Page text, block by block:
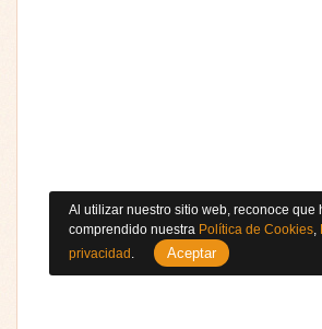
Al utilizar nuestro sitio web, reconoce que
comprendido nuestra Política de Cookies,
privacidad. Aceptar